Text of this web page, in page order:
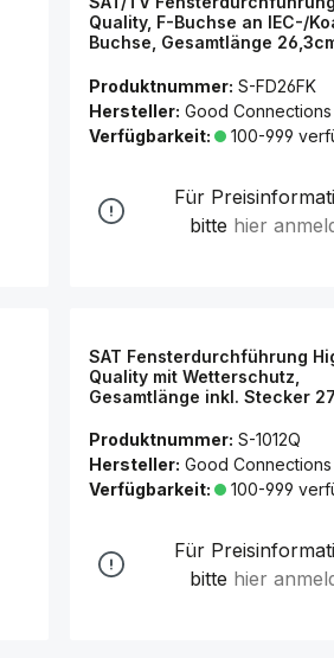
Quality, F-Buchse an IEC-/
Buchse, Gesamtlänge
Connections®
Produktnummer: S-FD26FK
Hersteller: Good Connections
Verfügbarkeit:
100-999
Für
bitte hier
SAT Fensterdurchführung
Quality mit Wetterschutz,
Gesamtlänge inkl. Stecker
Good Connections®
Produktnummer: S-1012Q
Hersteller: Good Connections
Verfügbarkeit:
100-999
Für
bitte hier